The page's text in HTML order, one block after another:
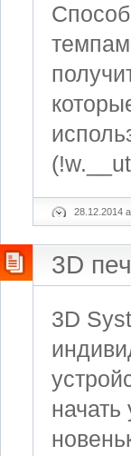
28.12.2014
3D
3D